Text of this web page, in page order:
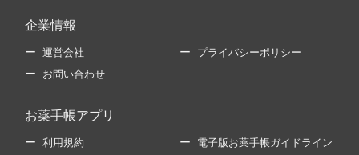
企業情報
運営会社 プライバシーポリシー
お問い合わせ
お薬手帳アプリ
利用規約 電子版お薬手帳ガイドライン